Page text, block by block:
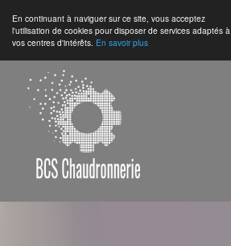
En continuant à naviguer sur ce site, vous acceptez
l'utilisation de cookies pour disposer de services adaptés à
vos centres d'intérêts. En savoir plus